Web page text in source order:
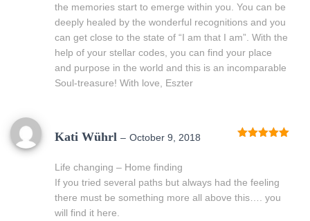
the memories start to emerge within you. You can be
deeply healed by the wonderful recognitions and you
can get close to the state of “I am that I am”. With the
help of your stellar codes, you can find your place
and purpose in the world and this is an incomparable
Soul-treasure! With love, Eszter
Kati Wührl – October 9, 2018
Life changing – Home finding
If you tried several paths but always had the feeling
there must be something more all above this…. you
will find it here.